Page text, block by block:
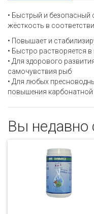
• Быстрый и
жёсткость в
• Повышает и
• Быстро растворяется
• Для здорового
самочувствия рыб
• Для любых
повышения
Вы недавно